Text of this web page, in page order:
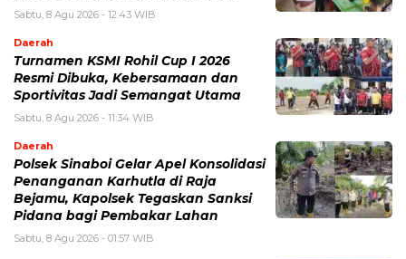
Sabtu, 8 Agu 2026 - 12:43 WIB
Daerah
Turnamen KSMI Rohil Cup I 2026
Resmi Dibuka, Kebersamaan dan
Sportivitas Jadi Semangat Utama
Sabtu, 8 Agu 2026 - 11:34 WIB
Daerah
Polsek Sinaboi Gelar Apel Konsolidasi
Penanganan Karhutla di Raja
Bejamu, Kapolsek Tegaskan Sanksi
Pidana bagi Pembakar Lahan
Sabtu, 8 Agu 2026 - 01:57 WIB